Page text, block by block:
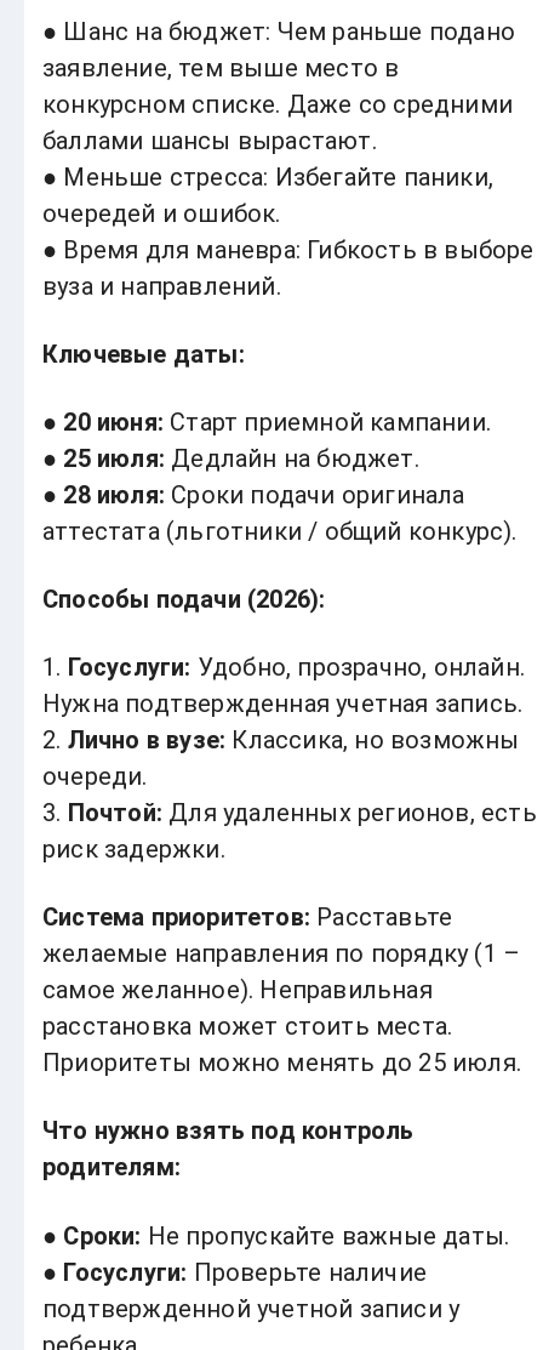
● Шанс на бюджет: Чем раньше подано
заявление, тем выше место в
конкурсном списке. Даже со средними
баллами шансы вырастают.
● Меньше стресса: Избегайте паники,
очередей и ошибок.
● Время для маневра: Гибкость в выборе
вуза и направлений.
Ключевые даты:
● 20 июня: Старт приемной кампании.
● 25 июля: Дедлайн на бюджет.
● 28 июля: Сроки подачи оригинала
аттестата (льготники / общий конкурс).
Способы подачи (2026):
1. Госуслуги: Удобно, прозрачно, онлайн.
Нужна подтвержденная учетная запись.
2. Лично в вузе: Классика, но возможны
очереди.
3. Почтой: Для удаленных регионов, есть
риск задержки.
Система приоритетов: Расставьте
желаемые направления по порядку (1 –
самое желанное). Неправильная
расстановка может стоить места.
Приоритеты можно менять до 25 июля.
Что нужно взять под контроль
родителям:
● Сроки: Не пропускайте важные даты.
● Госуслуги: Проверьте наличие
подтвержденной учетной записи у